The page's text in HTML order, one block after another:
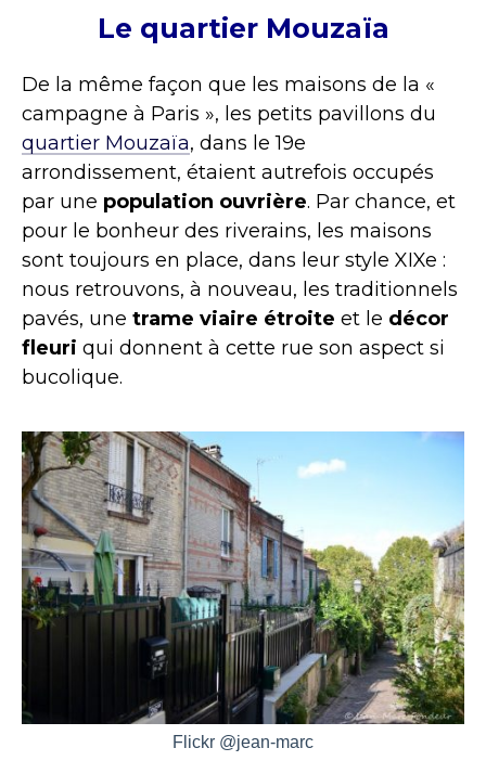
Le quartier Mouzaïa
De la même façon que les maisons de la «
campagne à Paris », les petits pavillons du
quartier Mouzaïa, dans le 19e
arrondissement, étaient autrefois occupés
par une population ouvrière. Par chance, et
pour le bonheur des riverains, les maisons
sont toujours en place, dans leur style XIXe :
nous retrouvons, à nouveau, les traditionnels
pavés, une trame viaire étroite et le décor
fleuri qui donnent à cette rue son aspect si
bucolique.
Flickr @jean-marc